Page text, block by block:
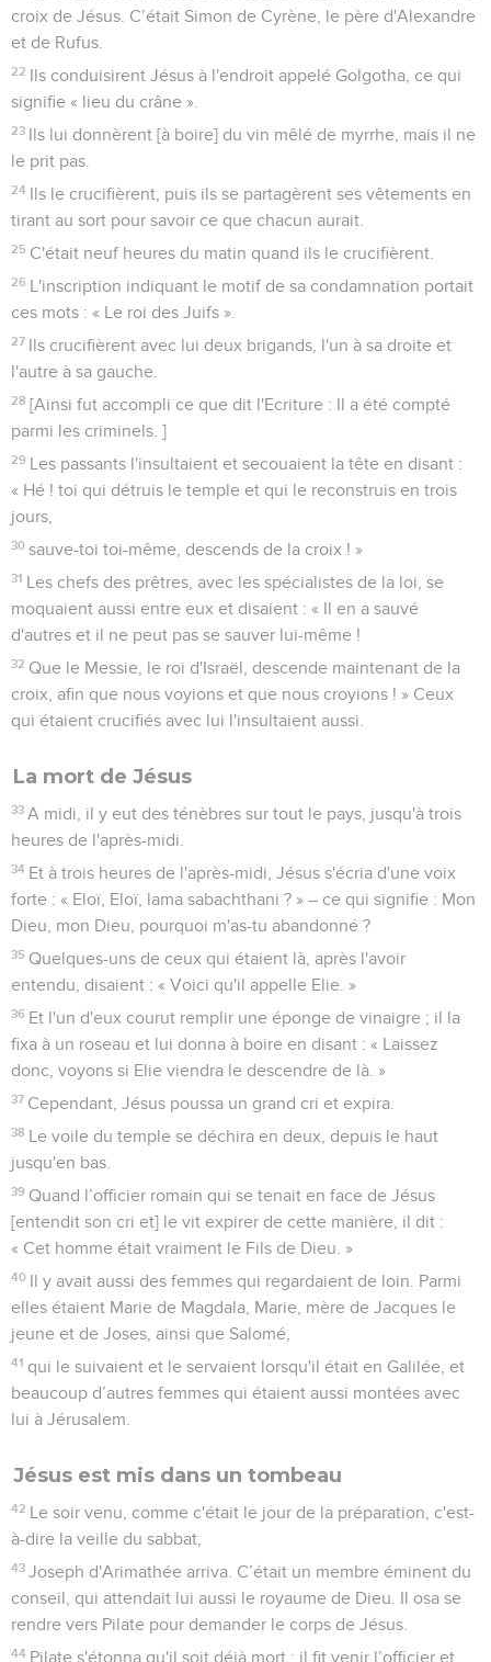
croix de Jésus. C’était Simon de Cyrène, le père d'Alexandre
et de Rufus.
22 Ils conduisirent Jésus à l'endroit appelé Golgotha, ce qui
signifie « lieu du crâne ».
23 Ils lui donnèrent [à boire] du vin mêlé de myrrhe, mais il ne
le prit pas.
24 Ils le crucifièrent, puis ils se partagèrent ses vêtements en
tirant au sort pour savoir ce que chacun aurait.
25 C'était neuf heures du matin quand ils le crucifièrent.
26 L'inscription indiquant le motif de sa condamnation portait
ces mots : « Le roi des Juifs ».
27 Ils crucifièrent avec lui deux brigands, l'un à sa droite et
l'autre à sa gauche.
28 [Ainsi fut accompli ce que dit l'Ecriture : Il a été compté
parmi les criminels. ]
29 Les passants l'insultaient et secouaient la tête en disant :
« Hé ! toi qui détruis le temple et qui le reconstruis en trois
jours,
30 sauve-toi toi-même, descends de la croix ! »
31 Les chefs des prêtres, avec les spécialistes de la loi, se
moquaient aussi entre eux et disaient : « Il en a sauvé
d'autres et il ne peut pas se sauver lui-même !
32 Que le Messie, le roi d'Israël, descende maintenant de la
croix, afin que nous voyions et que nous croyions ! » Ceux
qui étaient crucifiés avec lui l'insultaient aussi.
La mort de Jésus
33 A midi, il y eut des ténèbres sur tout le pays, jusqu'à trois
heures de l'après-midi.
34 Et à trois heures de l'après-midi, Jésus s'écria d'une voix
forte : « Eloï, Eloï, lama sabachthani ? » – ce qui signifie : Mon
Dieu, mon Dieu, pourquoi m'as-tu abandonné ?
35 Quelques-uns de ceux qui étaient là, après l'avoir
entendu, disaient : « Voici qu'il appelle Elie. »
36 Et l'un d'eux courut remplir une éponge de vinaigre ; il la
fixa à un roseau et lui donna à boire en disant : « Laissez
donc, voyons si Elie viendra le descendre de là. »
37 Cependant, Jésus poussa un grand cri et expira.
38 Le voile du temple se déchira en deux, depuis le haut
jusqu'en bas.
39 Quand l’officier romain qui se tenait en face de Jésus
[entendit son cri et] le vit expirer de cette manière, il dit :
« Cet homme était vraiment le Fils de Dieu. »
40 Il y avait aussi des femmes qui regardaient de loin. Parmi
elles étaient Marie de Magdala, Marie, mère de Jacques le
jeune et de Joses, ainsi que Salomé,
41 qui le suivaient et le servaient lorsqu'il était en Galilée, et
beaucoup d’autres femmes qui étaient aussi montées avec
lui à Jérusalem.
Jésus est mis dans un tombeau
42 Le soir venu, comme c'était le jour de la préparation, c'est-
à-dire la veille du sabbat,
43 Joseph d'Arimathée arriva. C’était un membre éminent du
conseil, qui attendait lui aussi le royaume de Dieu. Il osa se
rendre vers Pilate pour demander le corps de Jésus.
44 Pilate s'étonna qu'il soit déjà mort ; il fit venir l’officier et